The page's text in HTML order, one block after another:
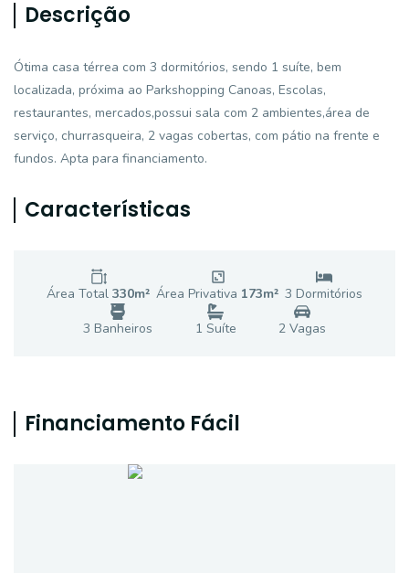
Descrição
Ótima casa térrea com 3 dormitórios, sendo 1 suíte, bem
localizada, próxima ao Parkshopping Canoas, Escolas,
restaurantes, mercados,possui sala com 2 ambientes,área de
serviço, churrasqueira, 2 vagas cobertas, com pátio na frente e
fundos. Apta para financiamento.
Características
Área Total 330m² Área Privativa 173m² 3 Dormitórios
3 Banheiros 1 Suíte 2Vagas
Financiamento Fácil